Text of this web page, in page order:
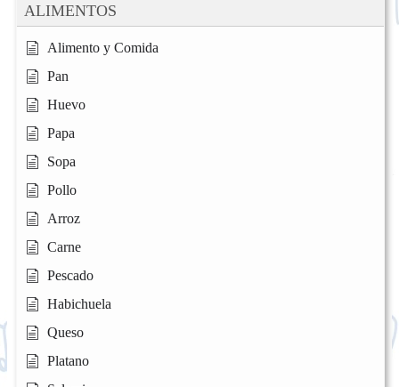
ALIMENTOS
Alimento y Comida
Pan
Huevo
Papa
Sopa
Pollo
Arroz
Carne
Pescado
Habichuela
Queso
Platano